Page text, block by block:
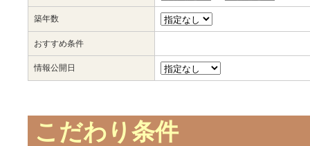
築年数
おすすめ条件
情報公開日
こだわり条件